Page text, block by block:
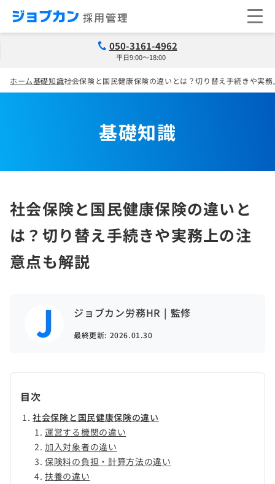
050-3161-4962
平日9:00～18:00
ホーム基礎知識社会保険と国民健康保険の違いとは？切り替え手続きや実
基礎知識
社会保険と国民健康保険の違いと
は？切り替え手続きや実務上の注
意点も解説
ジョブカン労務HR | 監修
最終更新: 2026.01.30
目次
社会保険と国民健康保険の違い
運営する機関の違い
加入対象者の違い
保険料の負担・計算方法の違い
扶養の違い